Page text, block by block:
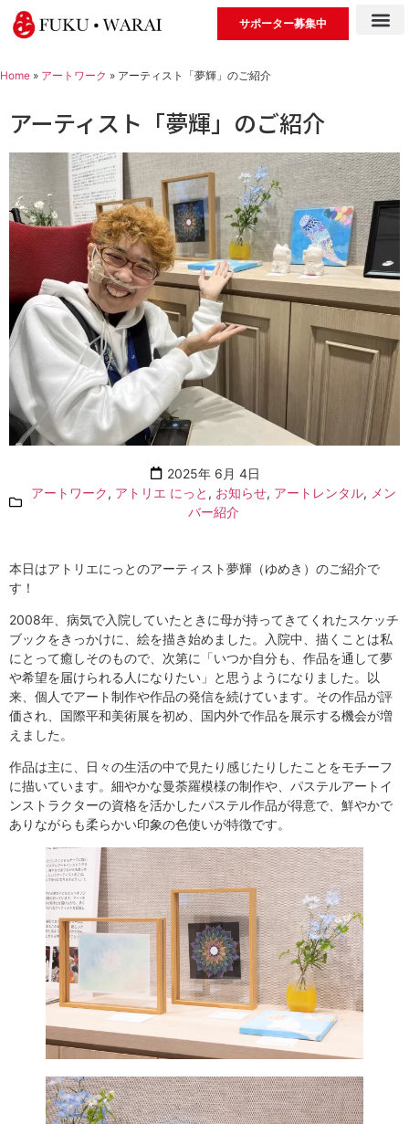
サポーター募集中
Home » アートワーク » アーティスト「夢輝」のご紹介
アーティスト「夢輝」のご紹介
2025年 6月 4日
アートワーク, アトリエ にっと , お知らせ, アートレンタル, メン
バー紹介
本日はアトリエにっとのアーティスト夢輝（ゆめき）のご紹介で
す！
2008年、病気で入院していたときに母が持ってきてくれたスケッチ
ブックをきっかけに、絵を描き始めました。入院中、描くことは私
にとって癒しそのもので、次第に「いつか自分も、作品を通して夢
や希望を届けられる人になりたい」と思うようになりました。以
来、個人でアート制作や作品の発信を続けています。その作品が評
価され、国際平和美術展を初め、国内外で作品を展示する機会が増
えました。
作品は主に、日々の生活の中で見たり感じたりしたことをモチーフ
に描いています。細やかな曼荼羅模様の制作や、パステルアートイ
ンストラクターの資格を活かしたパステル作品が得意で、鮮やかで
ありながらも柔らかい印象の色使いが特徴です。